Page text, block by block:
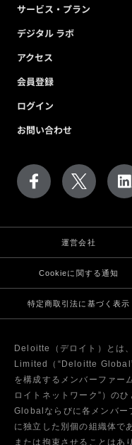
サービス・プラン
デジタル ラボ
アクセス
会員登録
ログイン
お問い合わせ
運営会社
Cookieに関する通知
特定商取引法に基づく表示
Deloitte（デロイト）とは
Limited（“Deloitte
を構成するメンバーファー
ロイトネットワーク”）の
Globalならびに各メンバー
に独立した別個の組織体で
または拘束させることは